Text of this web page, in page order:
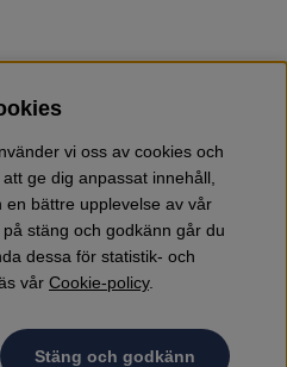
vi oss av cookies och
ge dig anpassat innehåll,
bättre upplevelse av vår
stäng och godkänn går du
dessa för statistik- och
vår Cookie-policy.
Stäng och godkänn